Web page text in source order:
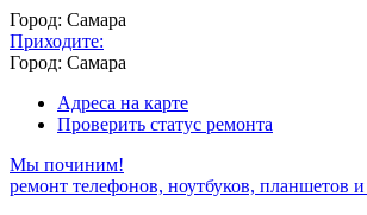
Город: Самара
Приходите:
Город: Самара
Адреса на карте
Проверить статус ремонта
Мы починим!
ремонт телефонов, ноутбуков, планшетов